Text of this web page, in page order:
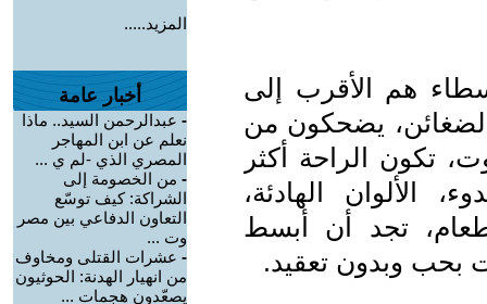
هم الأقرب إلى
الضغائن، يضحكون من
تكون الراحة أكثر
الألوان الهادئة،
تجد أن أبسط
بحب وبدون تعقيد.
المزيد.....
أخبار عامة
- عبدالرحمن السيد.. ماذا
نعلم عن ابن المهاجر
المصري الذي -لم ي ...
- من الخصومة إلى
الشراكة: كيف توسّع
التعاون الدفاعي بين مصر
وت ...
- عشرات القتلى ومخاوف
من انهيار الهدنة: الحوثيون
يصعّدون هجمات ...